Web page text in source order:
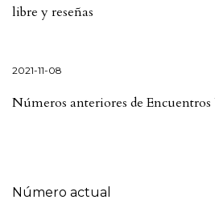
libre y reseñas
2021-11-08
Números anteriores de
Número actual